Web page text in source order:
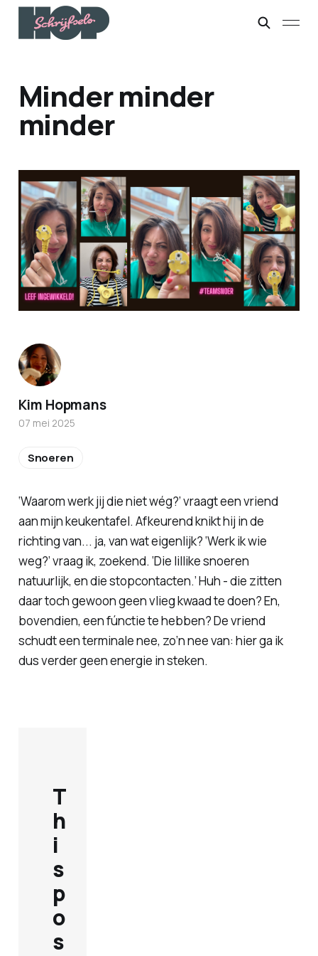
Minder minder
minder
‘Waarom werk jij die niet wég?’ vraagt een vriend
aan mijn keukentafel. Afkeurend knikt hij in de
richting van... ja, van wat eigenlijk? ‘Werk ikwie
weg?’ vraag ik, zoekend. ‘Die lillikesnoeren
natuurlijk, en die stopcontacten.’ Huh - die zitten
daar toch gewoon geen vlieg kwaad te doen? En,
bovendien, een fúnctie te hebben? De vriend
schudt een terminale nee, zo’n nee van: hier ga ik
dus verder geen energie in steken.
T
h
i
s
p
o
s
Kim Hopmans
07 mei 2025
Snoeren